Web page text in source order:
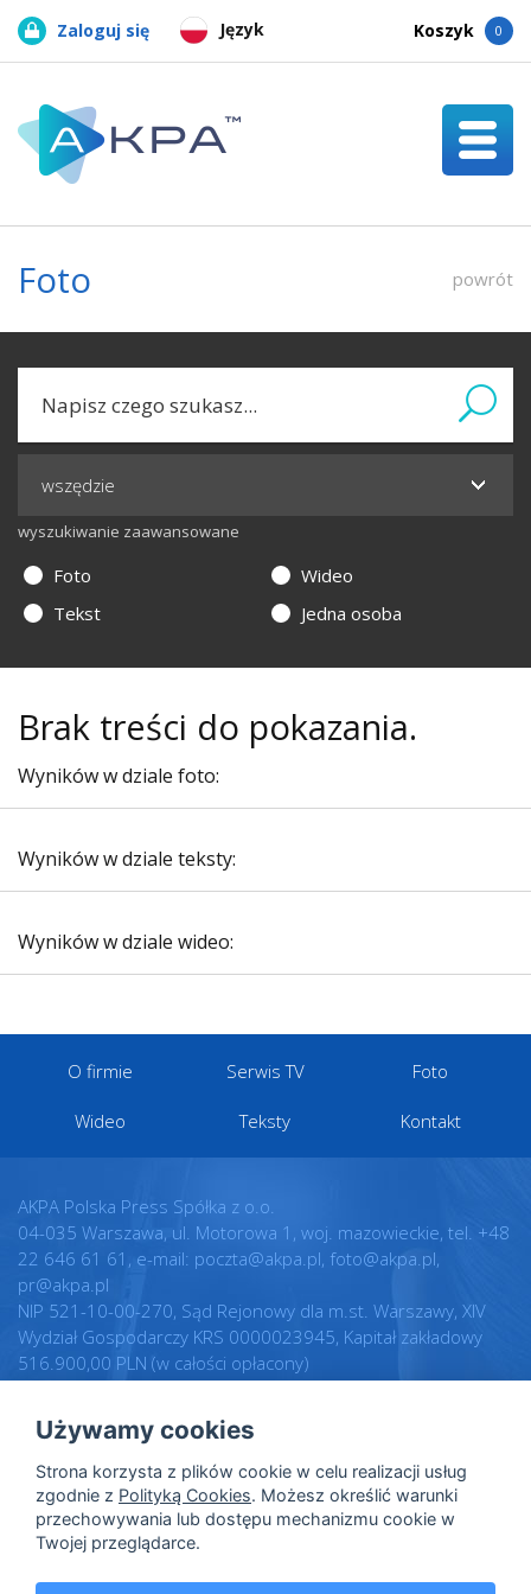
Język
Zaloguj się Koszyk 0
Foto powrót
wyszukiwanie zaawansowane
Foto
Wideo
Tekst
Jedna osoba
Brak treści do pokazania.
Wyników w dziale foto:
Wyników w dziale teksty:
Wyników w dziale wideo:
O firmie Serwis TV Foto
Wideo Teksty Kontakt
AKPA Polska Press Spółka z o.o.
04-035 Warszawa, ul. Motorowa 1, woj. mazowieckie, tel. +48
22 646 61 61, e-mail: poczta@akpa.pl, foto@akpa.pl,
pr@akpa.pl
NIP 521-10-00-270, Sąd Rejonowy dla m.st. Warszawy, XIV
Wydział Gospodarczy KRS 0000023945, Kapitał zakładowy
516.900,00 PLN (w całości opłacony)
Regulamin
Warunki licencji
Polityka prywatności
Polityka cookies
Dane osobowe
Realizacja:
Intellect.pl
Używamy cookies
Strona korzysta z plików cookie w celu realizacji usług
zgodnie z Polityką Cookies. Możesz określić warunki
przechowywania lub dostępu mechanizmu cookie w
Twojej przeglądarce.